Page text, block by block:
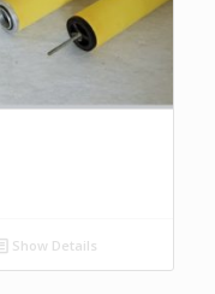
Show Details